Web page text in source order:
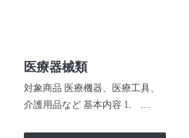
医療器械類
対象商品 医療機器、医療工具、
介護用品など 基本内容 1. …